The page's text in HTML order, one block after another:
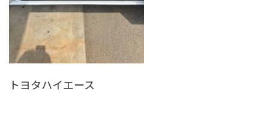
トヨタハイエース